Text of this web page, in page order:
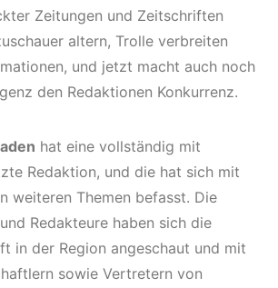
Zeitungen und Zeitschriften
altern, Trolle verbreiten
und jetzt macht auch noch
den Redaktionen Konkurrenz.
hat eine vollständig mit
Redaktion, und die hat sich mit
weiteren Themen befasst. Die
Redakteure haben sich die
in der Region angeschaut und mit
sowie Vertretern von